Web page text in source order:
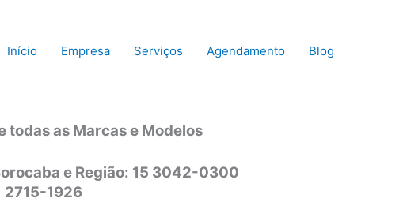
Início Empresa Serviços Agendamento Blog
as Marcas e Modelos
e Região: 15 3042-0300
2715-1926